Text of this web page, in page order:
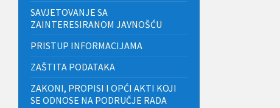
SAVJETOVANJE SA
ZAINTERESIRANOM JAVNOŠĆU
PRISTUP INFORMACIJAMA
ZAŠTITA PODATAKA
ZAKONI, PROPISI I OPĆI AKTI KOJI
SE ODNOSE NA PODRUČJE RADA